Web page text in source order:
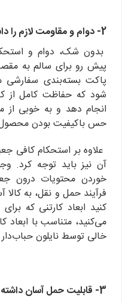
2- دوام و مقاومت لازم را داشته باشد
بدون شک، دوام و
پیش رو برای سالم به
پاکت بسته‌بندی سفارشی
شود که حفاظت کامل از
انجام دهد و به خوبی
حس با‌کیفیت بودن محصول
علاوه بر استحکام کافی
آن نیز باید توجه کرد.
خوردن محتویات درون
فرآیند حمل و نقل، به کالا
کنید ابعاد کارتنی که
می‌کنید، متناسب با ابعاد
خالی توسط نایلون
3- قابلیت حمل آسان داشته باشد